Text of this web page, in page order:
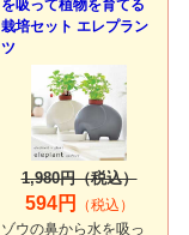
を吸って植物を育てる
栽培セット エレプラン
ツ
1,980円（税込）
594円
（税込）
ゾウの鼻から水を吸っ